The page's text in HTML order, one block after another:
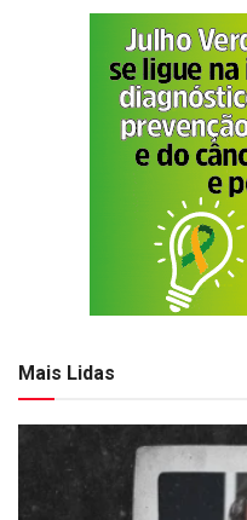
Mais Lidas